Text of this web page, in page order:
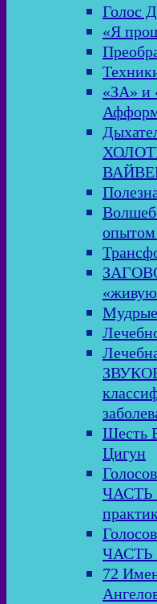
Голос
«Я
«ЗА»
опытом
«живую
Цигун
ЧАСТЬ
ЧАСТЬ
72